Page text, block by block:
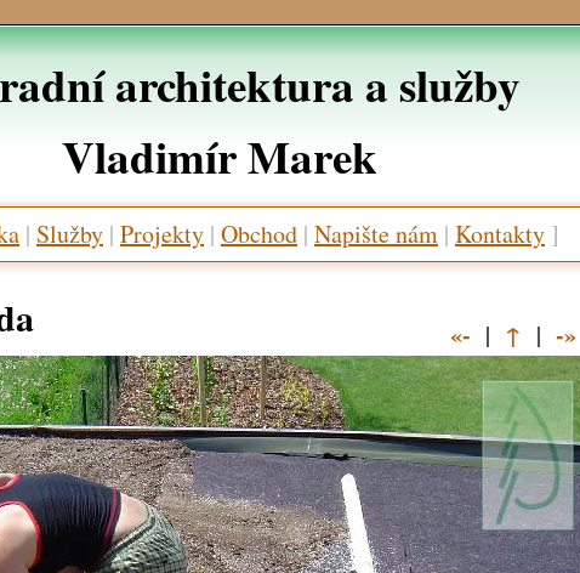
architektura a služby
Vladimír Marek
| Služby | Projekty | Obchod | Napište nám | Kontakty ]
«- | ↑ | -»